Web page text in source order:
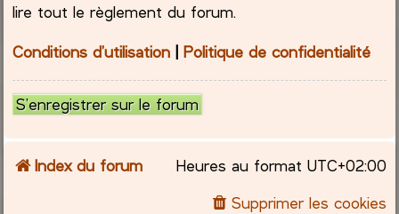
lire tout le règlement du forum.
Conditions d’utilisation |Politique de confidentialité
S’enregistrer sur le forum
Index du forum Heures au format UTC+02:00
Supprimer les cookies